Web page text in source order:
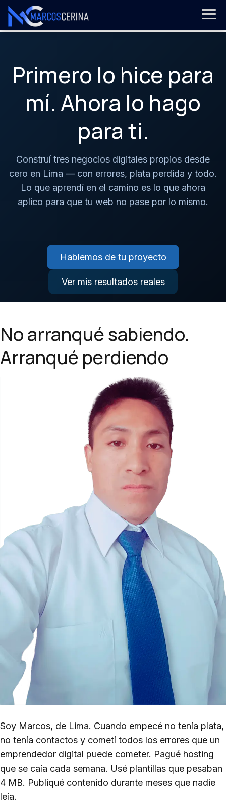
Primero lo hice para
mí. Ahora lo hago
para ti.
Construí tres negocios digitales propios desde
cero en Lima — con errores, plata perdida y todo.
Lo que aprendí en el camino es lo que ahora
aplico para que tu web no pase por lo mismo.
Hablemos de tu proyecto
Ver mis resultados reales
No arranqué sabiendo.
Arranqué perdiendo
Soy Marcos, de Lima. Cuando empecé no tenía plata,
no tenía contactos y cometí todos los errores que un
emprendedor digital puede cometer. Pagué hosting
que se caía cada semana. Usé plantillas que pesaban
4 MB. Publiqué contenido durante meses que nadie
leía.